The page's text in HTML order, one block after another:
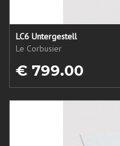
LC6 Untergestell
Le Corbusier
€ 799.00